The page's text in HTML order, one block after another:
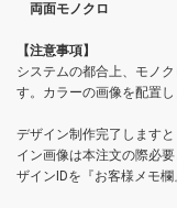
両面モノクロ
【注意事項】
システムの都合上、モノ
す。カラーの画像を配置
デザイン制作完了します
イン画像は本注文の際必
ザインIDを『お客様メモ欄